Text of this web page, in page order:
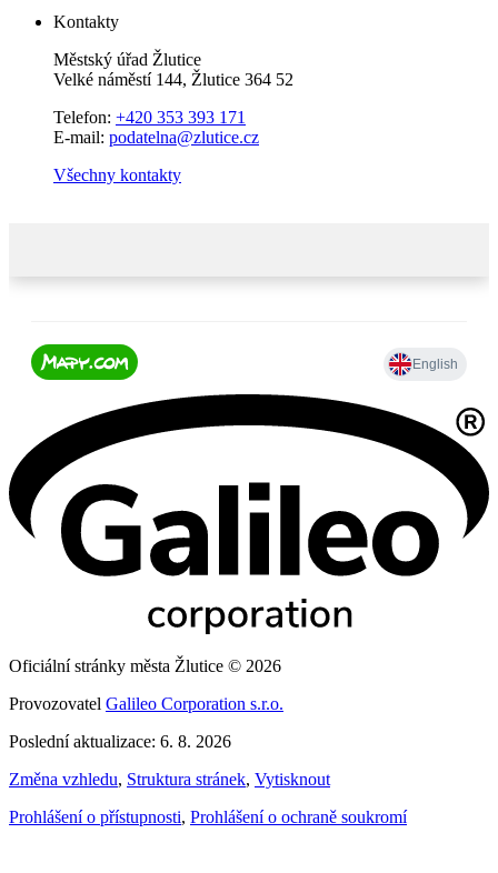
Kontakty
Městský úřad Žlutice
Velké náměstí 144, Žlutice 364 52
Telefon: +420 353 393 171
E-mail: podatelna@zlutice.cz
Všechny kontakty
Oficiální stránky města Žlutice © 2026
Provozovatel Galileo Corporation s.r.o.
Poslední aktualizace: 6. 8. 2026
Změna vzhledu, Struktura stránek, Vytisknout
Prohlášení o přístupnosti, Prohlášení o ochraně soukromí